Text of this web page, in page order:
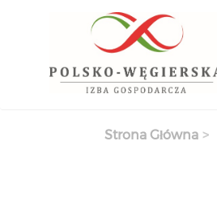
Strona Główna